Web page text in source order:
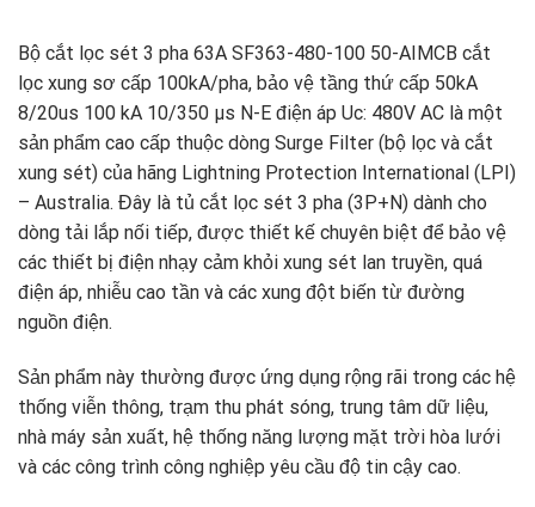
Bộ cắt lọc sét 3 pha 63A SF363-480-100 50-AIMCB cắt
lọc xung sơ cấp 100kA/pha, bảo vệ tầng thứ cấp 50kA
8/20us 100 kA 10/350 µs N-E điện áp Uc: 480V AC là một
sản phẩm cao cấp thuộc dòng Surge Filter (bộ lọc và cắt
xung sét) của hãng Lightning Protection International (LPI)
– Australia. Đây là tủ cắt lọc sét 3 pha (3P+N) dành cho
dòng tải lắp nối tiếp, được thiết kế chuyên biệt để bảo vệ
các thiết bị điện nhạy cảm khỏi xung sét lan truyền, quá
điện áp, nhiễu cao tần và các xung đột biến từ đường
nguồn điện.
Sản phẩm này thường được ứng dụng rộng rãi trong các hệ
thống viễn thông, trạm thu phát sóng, trung tâm dữ liệu,
nhà máy sản xuất, hệ thống năng lượng mặt trời hòa lưới
và các công trình công nghiệp yêu cầu độ tin cậy cao.